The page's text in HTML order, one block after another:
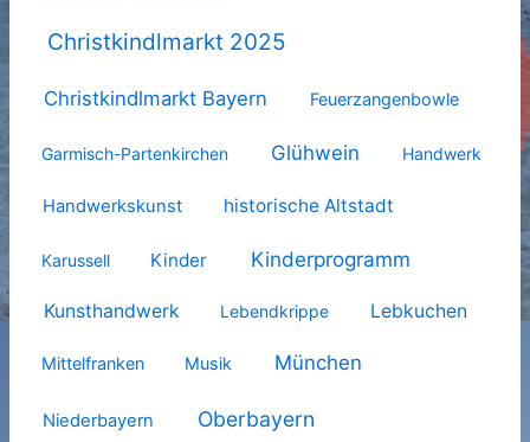
Christkindlmarkt 2025
Christkindlmarkt Bayern Feuerzangenbowle
Garmisch-Partenkirchen Glühwein Handwerk
Handwerkskunst historische Altstadt
Karussell Kinder Kinderprogramm
Kunsthandwerk Lebendkrippe Lebkuchen
Mittelfranken Musik München
Niederbayern Oberbayern